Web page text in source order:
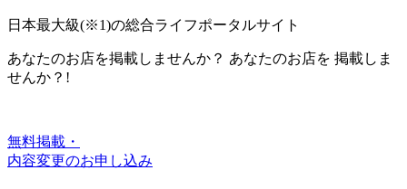
日本最大級(※1)の総合ライフポータルサイト
あなたのお店を掲載しませんか？ あなたのお店を 掲載しま
せんか？!
無料掲載・
内容変更のお申し込み